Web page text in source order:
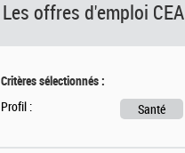
Les offres d'emploi CEA
Critères sélectionnés :
Profil : Santé